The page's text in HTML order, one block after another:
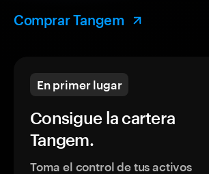
Comprar Tangem
En primer lugar
Consigue la cartera
Tangem.
Toma el control de tus activos